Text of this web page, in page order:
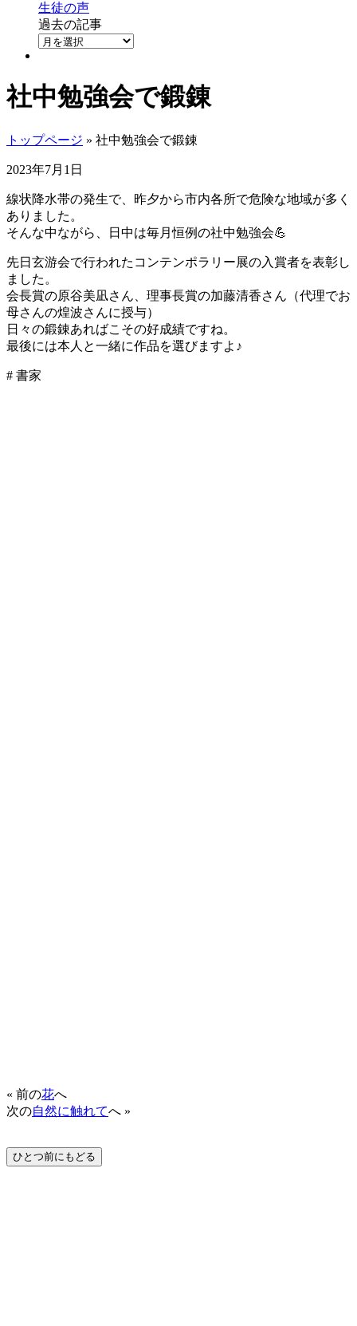
生徒の声
過去の記事
社中勉強会で鍛錬
トップページ » 社中勉強会で鍛錬
2023年7月1日
線状降水帯の発生で、昨夕から市内各所で危険な地域が多く
ありました。
そんな中ながら、日中は毎月恒例の社中勉強会💪
先日玄游会で行われたコンテンポラリー展の入賞者を表彰し
ました。
会長賞の原谷美凪さん、理事長賞の加藤清香さん（代理でお
母さんの煌波さんに授与）
日々の鍛錬あればこその好成績ですね。
最後には本人と一緒に作品を選びますよ♪
# 書家
« 前の花へ
次の自然に触れてへ »